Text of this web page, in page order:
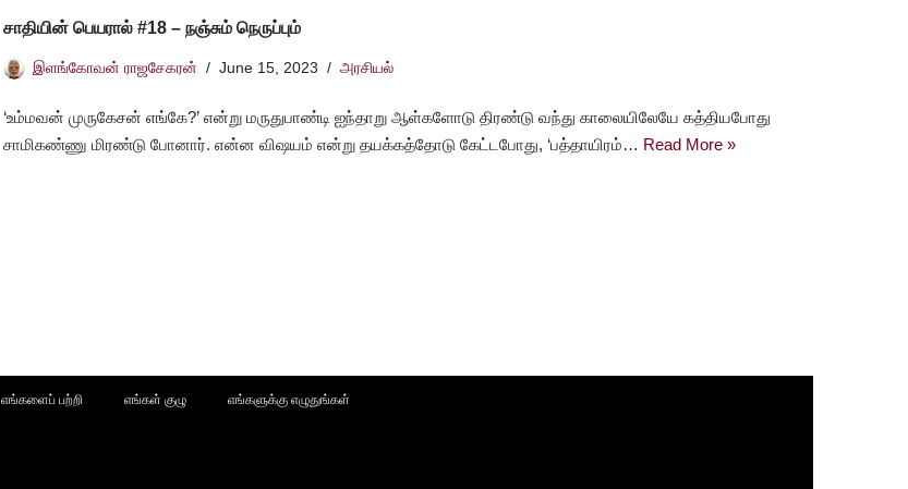
சாதியின் பெயரால் #18 – நஞ்சும் நெருப்பும்
இளங்கோவன் ராஜசேகரன் June 15, 2023 அரசியல்
‘உம்மவன் முருகேசன் எங்கே?’ என்று மருதுபாண்டி ஐந்தாறு ஆள்களோடு திரண்டு வந்து காலையிலேயே கத்தியபோது
சாமிகண்ணு மிரண்டு போனார். என்ன விஷயம் என்று தயக்கத்தோடு கேட்டபோது, ‘பத்தாயிரம்… Read More »
எங்களைப் பற்றி எங்கள் குழு எங்களுக்கு எழுதுங்கள்